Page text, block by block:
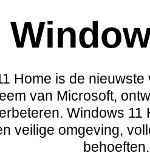
Home is de
van Microsoft,
Windows 11
veilige omgeving,
behoeften.